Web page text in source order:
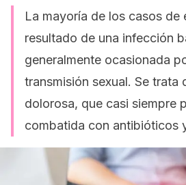
La mayoría de los casos de
resultado de una infección
generalmente ocasionada
transmisión sexual. Se trata
dolorosa, que casi siempre
combatida con antibióticos